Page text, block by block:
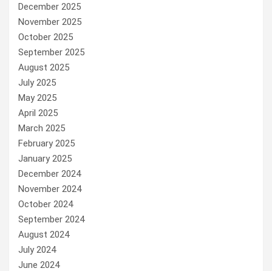
December 2025
November 2025
October 2025
September 2025
August 2025
July 2025
May 2025
April 2025
March 2025
February 2025
January 2025
December 2024
November 2024
October 2024
September 2024
August 2024
July 2024
June 2024